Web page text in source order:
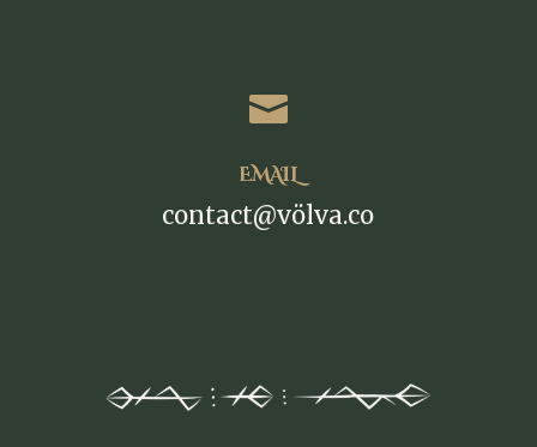

EMAIL
contact@völva.co